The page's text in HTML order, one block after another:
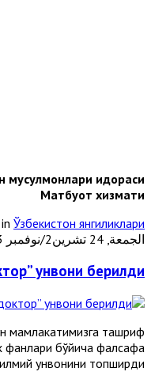
мусулмонлари идораси
Матбуот хизмати
Ўзбекистон янгиликлари
الجمعة, 24 تشرين2/نوفمبر 2023 00:00
унвони берилди
мамлакатимизга ташриф
фанлари бўйича фалсафа
унвонини топширди.